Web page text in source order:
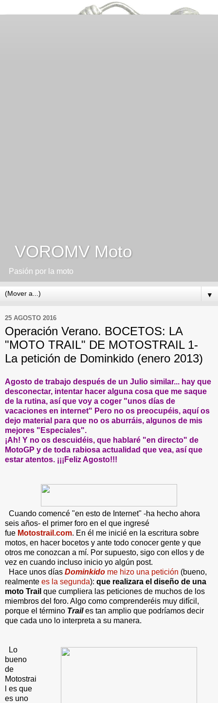
VOROMV Moto
Pasión por la moto
▼
25 AGOSTO 2016
Operación Verano. BOCETOS: LA
"MOTO TRAIL" DE MOTOSTRAIL 1-
La petición de Dominkido (enero 2013)
Agosto de trabajo después de un Julio similar... hay que
desconectar, intentar hacer alguna cosa que me saque
de la rutina, así que voy a coger "unos días de
vacaciones en internet" Pero no os preocupéis, aquí os
dejo material para que no os aburráis, algunos de mis
mejores "Especiales".
¡Ah! Y no os descuidéis, que hablaré "en directo" de
MotoGP y de toda rabiosa actualidad que vea, así que
estar atentos. ¡¡¡Feliz Agosto!!!
Cuando comencé "en esto de Internet" -ha hecho ahora
seis años- el primer foro en el que ingresé
fue Motostrail.com. En él me inicié en la escritura sobre
motos, en hacer bocetos y ante todo conocer gente y que
otros me conozcan a mí. Por supuesto, sigo con ellos y de
vez en cuando incluso inicio yo algún post.
Hace unos días Dominkido me hizo una petición (bueno,
realmente es la segunda): que realizara el diseño de una
moto Trail que cumpliera las peticiones de muchos de los
miembros del foro. Algo como comprenderéis muy difícil,
porque el término Trailes tan amplio que podríamos decir
que cada uno lo interpreta a su manera.
Lo
bueno
de
Motostrai
l es que
es uno